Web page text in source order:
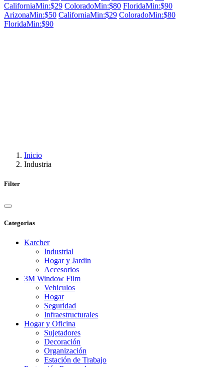
CaliforniaMin:$29 ColoradoMin:$80 FloridaMin:$90
ArizonaMin:$50 CaliforniaMin:$29 ColoradoMin:$80
FloridaMin:$90
Inicio
Industria
Filter
Categorias
Karcher
Industrial
Hogar y Jardin
Accesorios
3M Window Film
Vehiculos
Hogar
Seguridad
Infraestructurales
Hogar y Oficina
Sujetadores
Decoración
Organización
Estación de Trabajo